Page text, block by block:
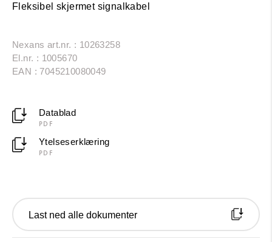
Fleksibel skjermet signalkabel
Nexans art.nr. : 10263258
El.nr. : 1005670
EAN : 7045210080049
Datablad
PDF
Ytelseserklæring
PDF
Last ned alle dokumenter